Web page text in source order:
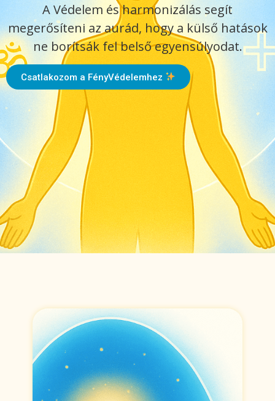
A Védelem és harmonizálás segít
megerősíteni az aurád, hogy a külső hatások
ne borítsák fel belső egyensúlyodat.
Csatlakozom a FényVédelemhez